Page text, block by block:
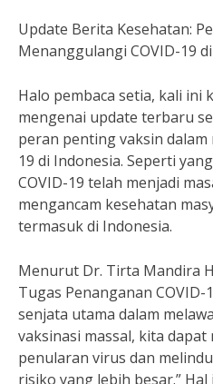
Update Berita Kesehatan:
Menanggulangi COVID-19
Halo pembaca setia, kali ini
mengenai update terbaru
peran penting vaksin dalam
19 di Indonesia. Seperti
COVID-19 telah menjadi
mengancam kesehatan
termasuk di Indonesia.
Menurut Dr. Tirta Mandira
Tugas Penanganan COVID-
senjata utama dalam
vaksinasi massal, kita
penularan virus dan
risiko yang lebih besar.”